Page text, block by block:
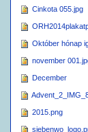
Cinkota 055.jpg
Október hónap
november
December
2015.png